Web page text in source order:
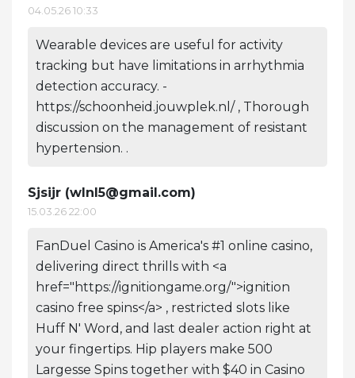
04.05.26 10:33
Wearable devices are useful for activity
tracking but have limitations in arrhythmia
detection accuracy. -
https://schoonheid.jouwplek.nl/ , Thorough
discussion on the management of resistant
hypertension. .
Sjsijr (wlnl5@gmail.com)
15.03.26 22:00
FanDuel Casino is America's #1 online casino,
delivering direct thrills with <a
href="https://ignitiongame.org/">ignition
casino free spins</a> , restricted slots like
Huff N' Word, and last dealer action right at
your fingertips. Hip players make 500
Largesse Spins together with $40 in Casino